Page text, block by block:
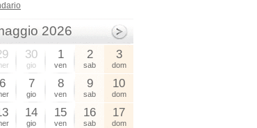
2026
30
gio
1
ven
2
sab
3
dom
6 7
gio
8
ven
9
sab
10
dom
14
gio
15
ven
16
sab
17
dom